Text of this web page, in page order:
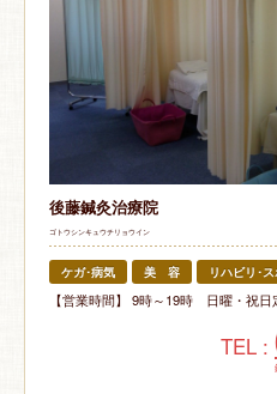
後藤鍼灸治療院
ゴトウシンキュウチリョウイン
ケガ･病気 美 容 リハビリ･
【営業時間】 9時～19時 日曜・祝
TEL :